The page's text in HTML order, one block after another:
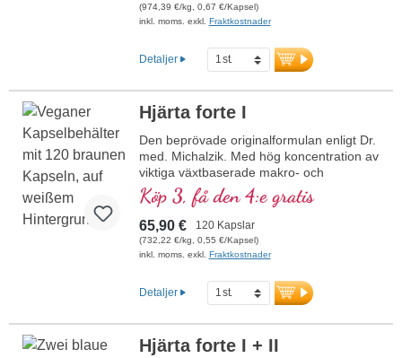
(974,39 €/kg, 0,67 €/Kapsel)
inkl. moms. exkl. Fraktkostnader
Detaljer
Hjärta forte I
Den beprövade originalformulan enligt Dr.
med. Michalzik. Med hög koncentration av
viktiga växtbaserade makro- och
mikronäringsämnen. Med värdefullt OPC,
Q10, rent trans-resveratrol, röd ginseng,
naturligt vitamin E och många fler viktiga
mikronäringsämnen. Optimalt
kompletterad med formulan Herz forte 2.
sedan 23 år, från egen produktion i
Tyskland av ett traditionsrikt
expertis inom växtämnen samt makro-
Köp 3, få den 4:e gratis
65,90 € 120 Kapslar
(732,22 €/kg, 0,55 €/Kapsel)
inkl. moms. exkl. Fraktkostnader
Detaljer
Hjärta forte I + II